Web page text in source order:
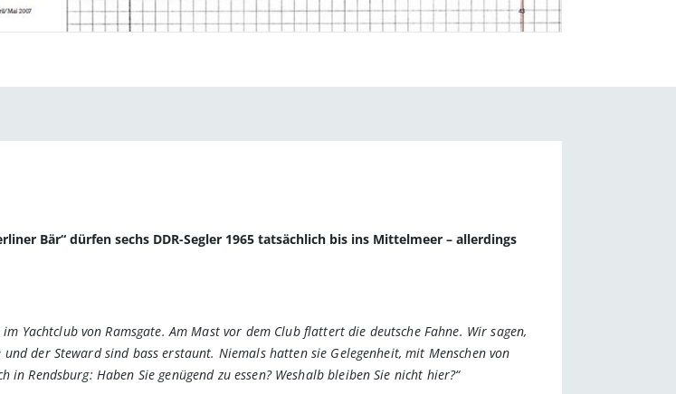
Bär“ dürfen sechs DDR-Segler 1965 tatsächlich bis ins Mittelmeer – allerdings
Yachtclub von Ramsgate. Am Mast vor dem Club flattert die deutsche Fahne. Wir sagen,
der Steward sind bass erstaunt. Niemals hatten sie Gelegenheit, mit Menschen von
Rendsburg: Haben Sie genügend zu essen? Weshalb bleiben Sie nicht hier?“